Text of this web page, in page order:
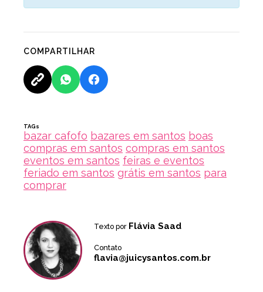
COMPARTILHAR
TAGs
bazar cafofo bazares em santos boas
compras em santos compras em santos
eventos em santos feiras e eventos
feriado em santos grátis em santos para
comprar
Texto por Flávia Saad
Contato
flavia@juicysantos.com.br